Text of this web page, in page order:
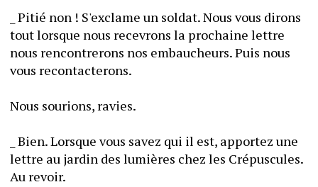
_ Pitié non ! S'exclame un soldat. Nous vous dirons
tout lorsque nous recevrons la prochaine lettre
nous rencontrerons nos embaucheurs. Puis nous
vous recontacterons.
Nous sourions, ravies.
_ Bien. Lorsque vous savez qui il est, apportez une
lettre au jardin des lumières chez les Crépuscules.
Au revoir.